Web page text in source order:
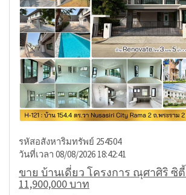
รหัสอสังหาริมทรัพย์ 254504
วันที่เวลา 08/08/2026 18:42:41
ขาย บ้านเดี่ยว โครงการ ณุศาศิริ ซิ
11,900,000 บาท